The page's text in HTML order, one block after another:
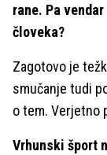
rane. Pa
človeka?
Zagotovo je
smučanje tudi
o tem. Verjetno
Vrhunski šport